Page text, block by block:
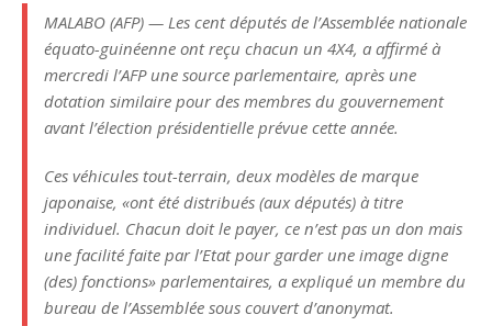
MALABO (AFP) — Les cent députés de l’Assemblée nationale
équato-guinéenne ont reçu chacun un 4X4, a affirmé à
mercredi l’AFP une source parlementaire, après une
dotation similaire pour des membres du gouvernement
avant l’élection présidentielle prévue cette année.
Ces véhicules tout-terrain, deux modèles de marque
japonaise, «ont été distribués (aux députés) à titre
individuel. Chacun doit le payer, ce n’est pas un don mais
une facilité faite par l’Etat pour garder une image digne
(des) fonctions» parlementaires, a expliqué un membre du
bureau de l’Assemblée sous couvert d’anonymat.